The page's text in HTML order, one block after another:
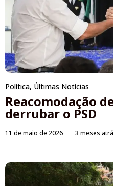
Política, Últimas Notícias
Reacomodação
derrubar o PSD
11 de maio de 2026 3 meses